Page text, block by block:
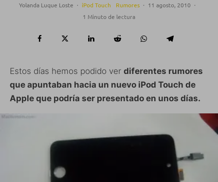
Yolanda Luque Loste · iPod Touch Rumores · 11 agosto, 2010 ·
1 Minuto de lectura
Estos días hemos podido ver diferentes rumores
que apuntaban hacia un nuevo iPod Touch de
Apple que podría ser presentado en unos días.